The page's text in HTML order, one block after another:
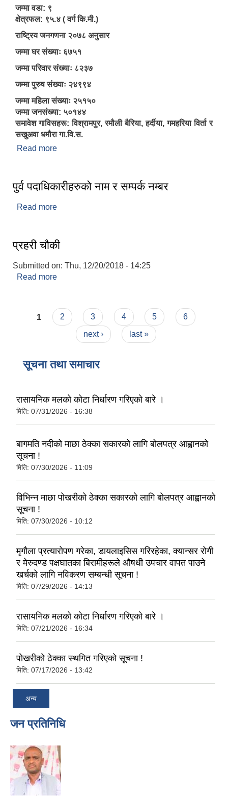
जम्मा वडा: ९
क्षेत्रफल: ९५.४ ( वर्ग कि.मी.)
राष्ट्रिय जनगणना २०७८ अनुसार
जम्मा घर संख्याः ६७५१
जम्मा परिवार संख्याः ८२३७
जम्मा पुरुष संख्याः २४९९४
जम्मा महिला संख्याः २५१५०
जम्मा जनसंख्या: ५०१४४
समावेश गाविसहरू: विश्रामपुर, रमौली बैरिया, हर्दीया, गमहरिया विर्ता र
सखुअवा धमौरा गा.वि.स.
Read more
पुर्व पदाधिकारीहरुको नाम र सम्पर्क नम्बर
Read more
प्रहरी चौकी
Submitted on: Thu, 12/20/2018 - 14:25
Read more
Pages
1 2 3 4 5
6
next ›
last »
सूचना तथा समाचार
रासायनिक मलको कोटा निर्धारण गरिएको बारे ।
मिति: 07/31/2026 - 16:38
बागमति नदीको माछा ठेक्का सकारको लागि बोलपत्र आह्वानको
सूचना !
मिति: 07/30/2026 - 11:09
विभिन्न माछा पोखरीको ठेक्का सकारको लागि बोलपत्र आह्वानको
सूचना !
मिति: 07/30/2026 - 10:12
मृगौला प्रत्यारोपण गरेका, डायलाइसिस गरिरहेका, क्यान्सर रोगी
र मेरुदण्ड पक्षघातका बिरामीहरूले औषधी उपचार वापत पाउने
खर्चको लागि नविकरण सम्बन्धी सूचना !
मिति: 07/29/2026 - 14:13
रासायनिक मलको कोटा निर्धारण गरिएको बारे ।
मिति: 07/21/2026 - 16:34
पोखरीको ठेक्का स्थगित गरिएको सूचना !
मिति: 07/17/2026 - 13:42
अन्य
जन प्रतिनिधि